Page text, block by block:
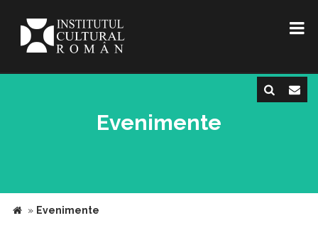
Evenimente
» Evenimente